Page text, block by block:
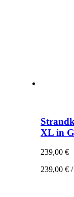
XL in
239,00€
239,00€ /